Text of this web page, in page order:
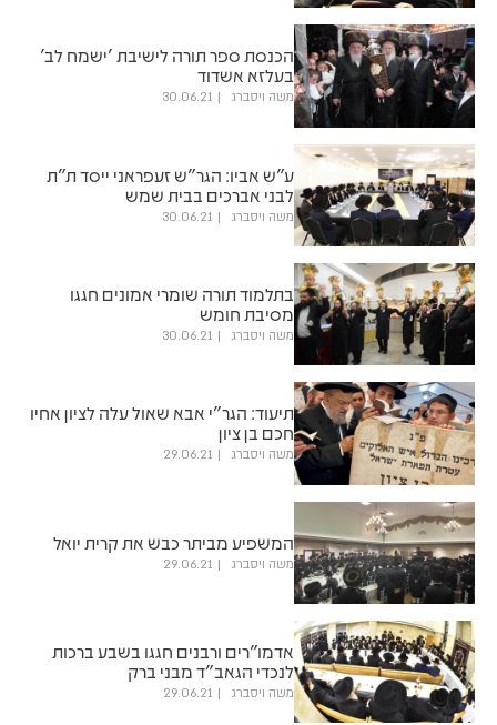
הכנסת ספר תורה לישיבת 'ישמח לב'
בעלזא אשדוד
משה ויסברג 30.06.21
ע"ש אביו: הגר"ש זעפראני ייסד ת"ת
לבני אברכים בבית שמש
משה ויסברג 30.06.21
בתלמוד תורה שומרי אמונים חגגו
מסיבת חומש
משה ויסברג 30.06.21
תיעוד: הגר"י אבא שאול עלה לציון אחיו
חכם בן ציון
משה ויסברג 29.06.21
המשפיע מביתר כבש את קרית יואל
משה ויסברג 29.06.21
אדמו"רים ורבנים חגגו בשבע ברכות
לנכדי הגאב"ד מבני ברק
משה ויסברג 29.06.21